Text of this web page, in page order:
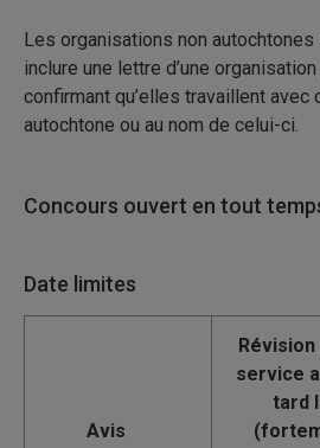
Les organisations non
inclure une lettre d’une
confirmant qu’elles travaillent avec
autochtone ou au nom de celui-ci.
Concours ouvert en tout
Date limites
Avis